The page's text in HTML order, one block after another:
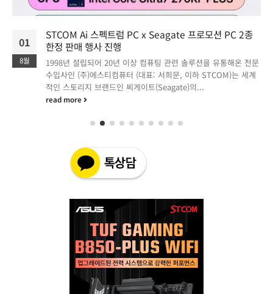
01
8월
STCOM Ai 스펙트럼 PC x Seagate 프로모션 PC 2종
한정 판매 행사 진행
1998년 설립되어 20년 이상 컴퓨팅 관련 솔루션을 유통해온 전문
수입사인 (주)에스티컴퓨터 (대표: 서희문, 이하 STCOM)는 세계
적인 스토리지 브랜드인 씨게이트(Seagate)의...
read more